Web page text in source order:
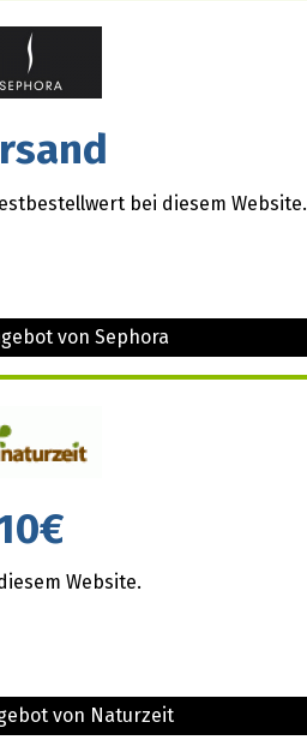
bei diesem Website.
von Sephora
Website.
von Naturzeit